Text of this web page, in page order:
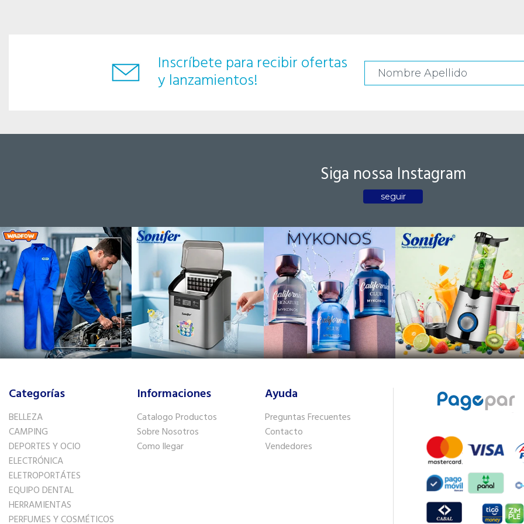
Inscríbete para recibir ofertas
y lanzamientos!
Siga nossa Instagram
seguir
Categorías
BELLEZA
CAMPING
DEPORTES Y OCIO
ELECTRÓNICA
ELETROPORTÁTES
EQUIPO DENTAL
HERRAMIENTAS
PERFUMES Y COSMÉTICOS
Informaciones
Catalogo Productos
Sobre Nosotros
Como llegar
Ayuda
Preguntas Frecuentes
Contacto
Vendedores